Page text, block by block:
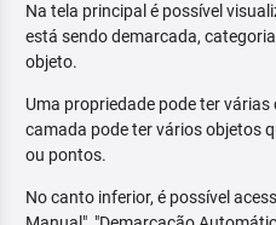
Na tela principal é possível
está sendo demarcada,
objeto.
Uma propriedade pode ter
camada pode ter vários objetos
ou pontos.
No canto inferior, é possível